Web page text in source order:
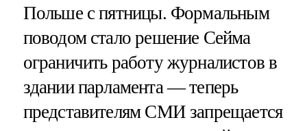
Польше с пятницы. Формальным
поводом стало решение Сейма
ограничить работу журналистов в
здании парламента — теперь
представителям СМИ запрещается